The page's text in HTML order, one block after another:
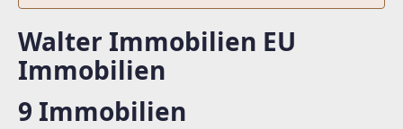
Walter Immobilien EU
Immobilien
9 Immobilien